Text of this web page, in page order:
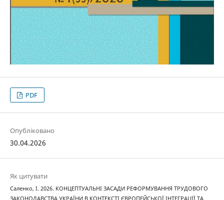
PDF
Опубліковано
30.04.2026
Як цитувати
Саленко, І. 2026. КОНЦЕПТУАЛЬНІ ЗАСАДИ РЕФОРМУВАННЯ ТРУДОВОГО
ЗАКОНОДАВСТВА УКРАЇНИ В КОНТЕКСТІ ЄВРОПЕЙСЬКОЇ ІНТЕГРАЦІЇ ТА